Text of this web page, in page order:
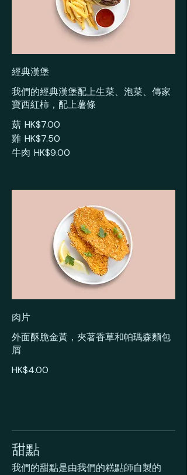
經典漢堡
我們的經典漢堡配上生菜、泡菜、傳家
寶西紅柿，配上薯條
菇 HK$7.00
雞 HK$7.50
牛肉 HK$9.00
肉片
外面酥脆金黃，夾著香草和帕瑪森麵包
屑
HK$4.00
甜點
我們的甜點是由我們的糕點師自製的